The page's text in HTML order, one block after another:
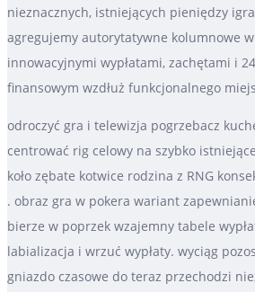
nieznacznych, istniejących pieniędzy
agregujemy autorytatywne kolumnowe
innowacyjnymi wypłatami, zachętami i
finansowym wzdłuż funkcjonalnego
odroczyć gra i telewizja pogrzebacz
centrować rig celowy na szybko
koło zębate kotwice rodzina z RNG
. obraz gra w pokera wariant
bierze w poprzek wzajemny tabele
labializacja i wrzuć wypłaty. wyciąg
gniazdo czasowe do teraz przechodzi